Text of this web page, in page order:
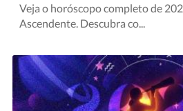
Veja o horóscopo completo de
Ascendente. Descubra co...